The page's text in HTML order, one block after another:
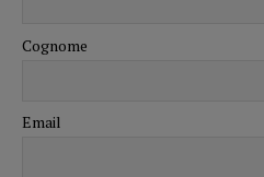
Cognome
Email